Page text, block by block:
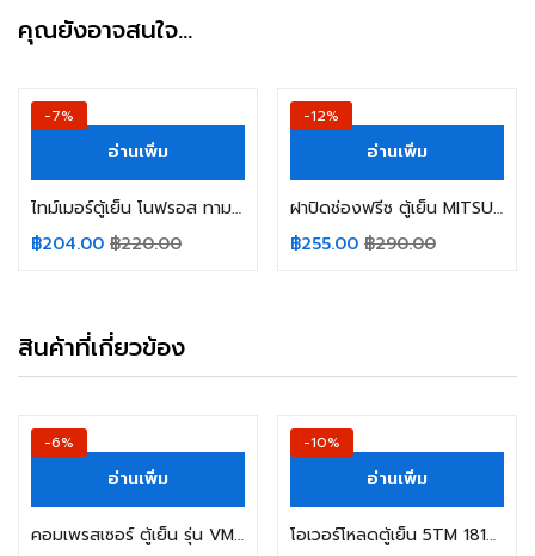
คุณยังอาจสนใจ…
-7%
อ่านเพิ่ม
ไทม์เมอร์ตู้เย็น โนฟรอส ทามเมอร์ SHARP ชาร์ป TMDF904FD ND1004M2 (ขา 1,4) AC 200/240V 50/60Hz อะไหล่ตู้เย็น
฿204.00 ฿220.00
-12%
อ่านเพิ่ม
ฝาปิดช่องฟรีซ ตู้เย็น MITSUBISHI มิตซูบิชิ Part No. KIEL01600 รุ่น MR-14 MR-17 MR-S49 อะไหล่ตู้เย็น
฿255.00 ฿290.00
สินค้าที่เกี่ยวข้อง
-6%
อ่านเพิ่ม
คอมเพรสเซอร์ ตู้เย็น รุ่น VMH1111Y INVERTER ขนาด 1/6 HP น้ำยาแอร์ R600a 230v 22-75Hz อะไหล่ตู้เย็น
-10%
อ่านเพิ่ม
โอเวอร์โหลดตู้เย็น 5TM 181NFBYY ITALY KME6704-54 AEP6S ขนาด 1/8HP อะไหล่ตู้เย็น